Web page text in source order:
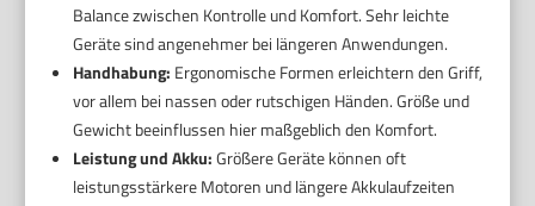
Balance zwischen Kontrolle und Komfort. Sehr leichte
Geräte sind angenehmer bei längeren Anwendungen.
Handhabung: Ergonomische Formen erleichtern den Griff,
vor allem bei nassen oder rutschigen Händen. Größe und
Gewicht beeinflussen hier maßgeblich den Komfort.
Leistung und Akku:Größere Geräte können oft
leistungsstärkere Motoren und längere Akkulaufzeiten